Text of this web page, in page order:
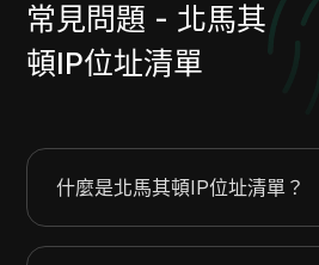
84.41.115.0
84.41.115.255
89.31.152.0
82.214.124.0
82.214.125.255
89.185.82.0
89.185.82.255
89.185.192.0
89.185.223.255
常見問題 - 北馬其
頓IP位址清單
什麼是北馬其頓IP位址清單？